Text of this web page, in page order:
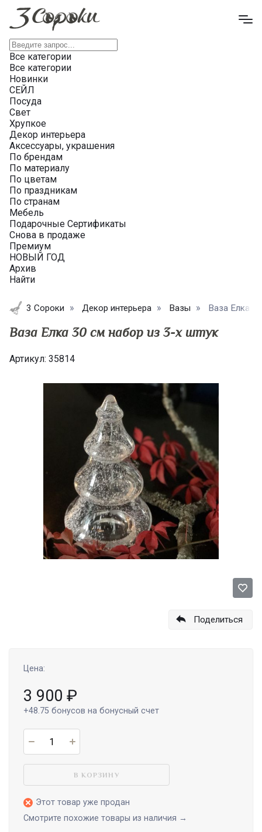
Все категории
Все категории
Новинки
СЕЙЛ
Посуда
Свет
Хрупкое
Декор интерьера
Аксессуары, украшения
По брендам
По материалу
По цветам
По праздникам
По странам
Мебель
Подарочные Сертификаты
Снова в продаже
Премиум
НОВЫЙ ГОД
Архив
Найти
3 Сороки Декор интерьера Вазы Ваза Елка
Ваза Елка 30 см набор из 3-х штук
Артикул: 35814
Поделиться
Цена:
3 900 ₽
+48.75 бонусов на бонусный счет
В КОРЗИНУ
Этот товар уже продан
Смотрите похожие товары из наличия →